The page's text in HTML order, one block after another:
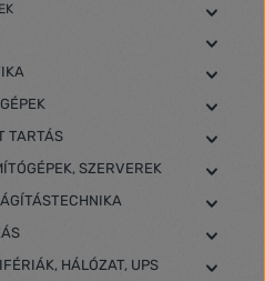
TARTÁS
SZERVEREK
HÁLÓZAT, UPS